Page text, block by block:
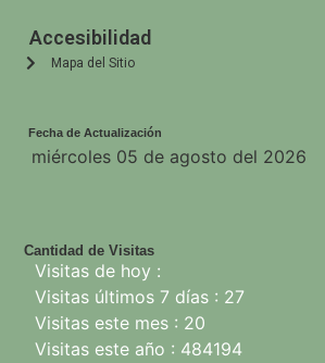
Accesibilidad
Mapa del Sitio
Fecha de Actualización
Cantidad de Visitas
Visitas de hoy :
Visitas últimos 7 días : 27
Visitas este mes : 20
Visitas este año : 484194
miércoles 05 de agosto del 2026